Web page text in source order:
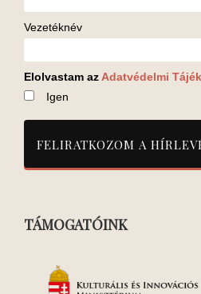
Vezetéknév
Elolvastam azAdatvédelmi
Igen
TÁMOGATÓINK